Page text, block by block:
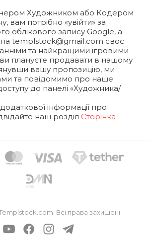
Художником або Кодером
вам потрібно «увійти» за
облікового запису Google, а
templstock@gmail.com своє
та найкращими ігровими
плануєте продавати в нашому
вашу пропозицію, ми
та повідомимо про наше
до панелі «Художника/
інформації про
наш розділ Сторінка
. Всі права захищені.